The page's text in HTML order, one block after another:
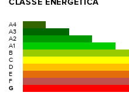
CLASSE ENERGETICA
A4
A3
A2
A1
B
C
D
E
F
G